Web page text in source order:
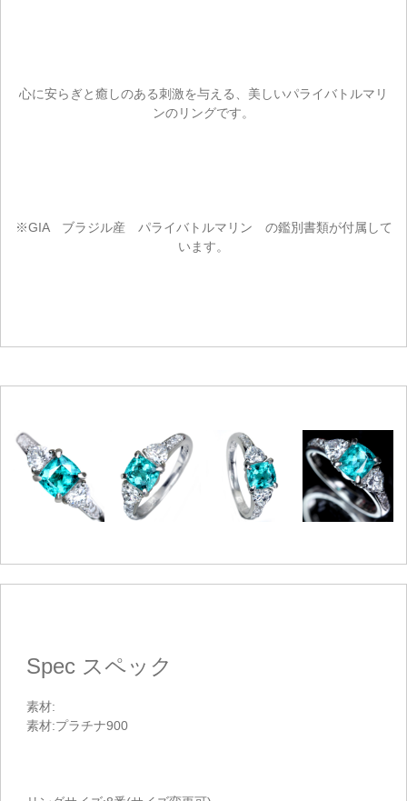
心に安らぎと癒しのある刺激を与える、美しいパライバトルマリ
ンのリングです。
※GIA ブラジル産 パライバトルマリン の鑑別書類が付属して
います。
Spec スペック
素材:
素材:プラチナ900